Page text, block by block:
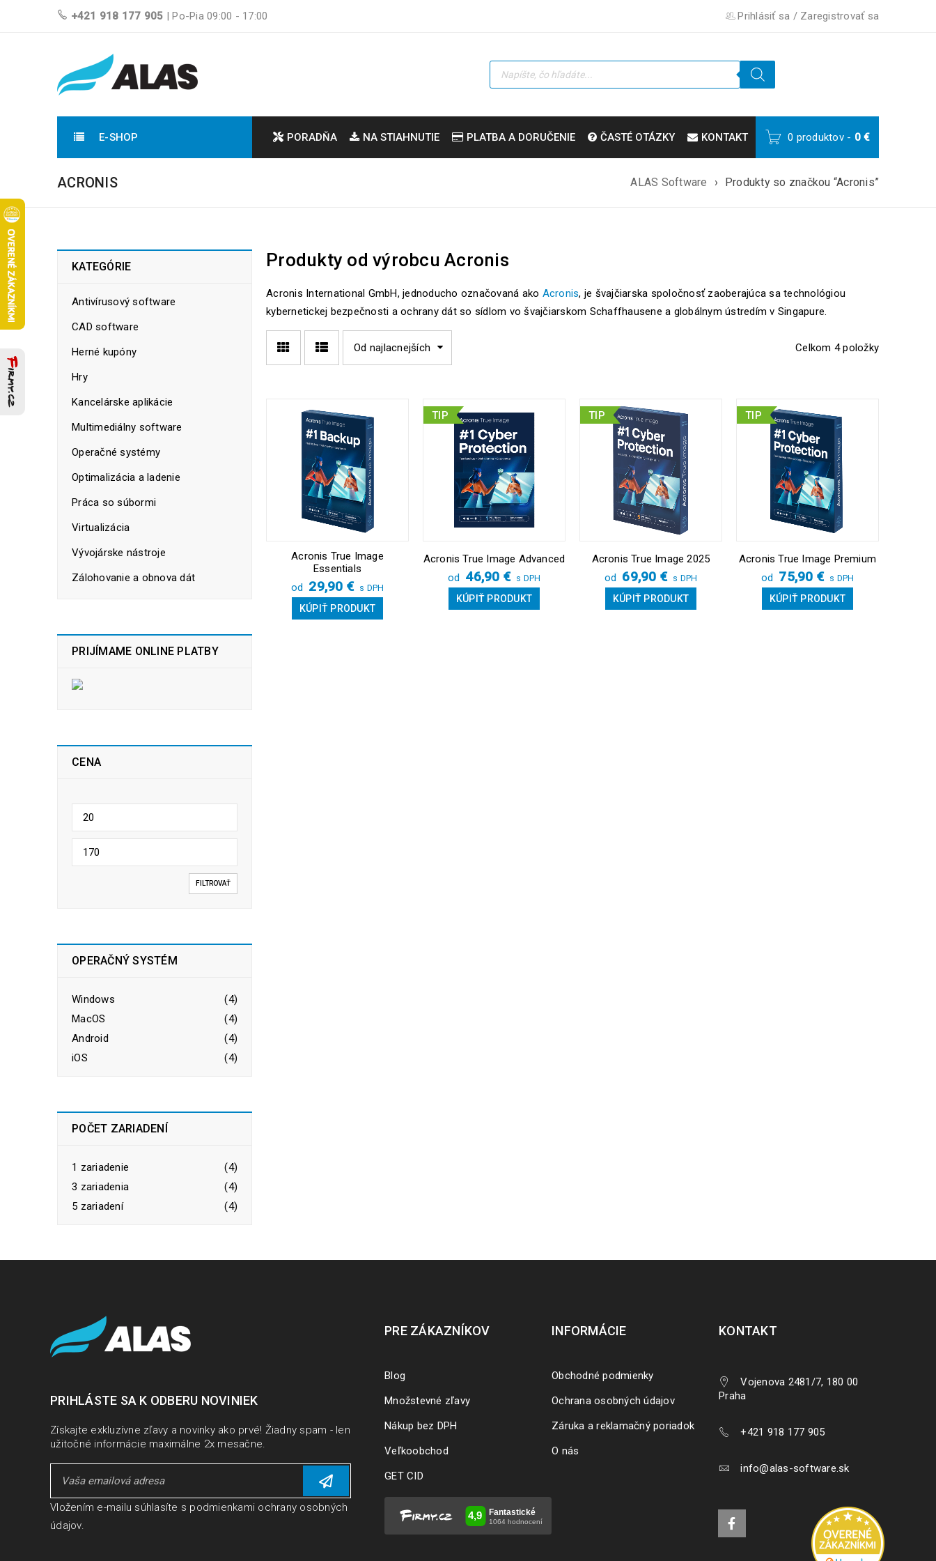
+421 918 177 905 | Po-Pia 09:00 - 17:00 Prihlásiť sa / Zaregistrovať sa
E-SHOP PORADŇA NA STIAHNUTIE PLATBA A DORUČENIE ČASTÉ OTÁZKY KONTAKT 0 produktov - 0€
ACRONIS ALAS Software › Produkty so značkou “Acronis”
KATEGÓRIE
Antivírusový software
CAD software
Herné kupóny
Hry
Kancelárske aplikácie
Multimediálny software
Operačné systémy
Optimalizácia a ladenie
Práca so súbormi
Virtualizácia
Vývojárske nástroje
Zálohovanie a obnova dát
PRIJÍMAME ONLINE PLATBY
CENA
FILTROVAŤ
OPERAČNÝ SYSTÉM
Windows
(4)
MacOS
(4)
Android
(4)
iOS
(4)
POČET ZARIADENÍ
1 zariadenie
(4)
3 zariadenia
(4)
5 zariadení
(4)
Produkty od výrobcu Acronis
Acronis International GmbH, jednoducho označovaná ako Acronis, je švajčiarska spoločnosť zaoberajúca sa technológiou
kybernetickej bezpečnosti a ochrany dát so sídlom vo švajčiarskom Schaffhausene a globálnym ústredím v Singapure.
Celkom 4 položky
Od najlacnejších
Acronis True Image
Essentials
od 29,90 € s DPH
KÚPIŤ PRODUKT
TIP
Acronis True Image Advanced
od 46,90 € s DPH
KÚPIŤ PRODUKT
TIP
Acronis True Image 2025
od 69,90 € s DPH
KÚPIŤ PRODUKT
TIP
Acronis True Image Premium
od 75,90 € s DPH
KÚPIŤ PRODUKT
PRIHLÁSTE SA K ODBERU NOVINIEK
Získajte exkluzívne zľavy a novinky ako prvé! Žiadny spam - len
užitočné informácie maximálne 2x mesačne.
Vložením e-mailu súhlasíte s podmienkami ochrany osobných
údajov.
PRE ZÁKAZNÍKOV
Blog
Množstevné zľavy
Nákup bez DPH
Veľkoobchod
GET CID
INFORMÁCIE
Obchodné podmienky
Ochrana osobných údajov
Záruka a reklamačný poriadok
O nás
KONTAKT
Vojenova 2481/7, 180 00
Praha
+421 918 177 905
info@alas-software.sk